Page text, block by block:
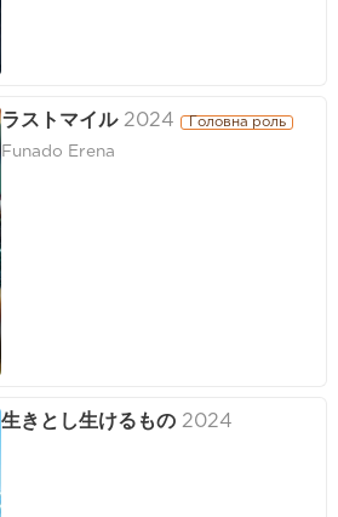
ラストマイル 2024 Головна роль
Funado Erena
生きとし生けるもの 2024